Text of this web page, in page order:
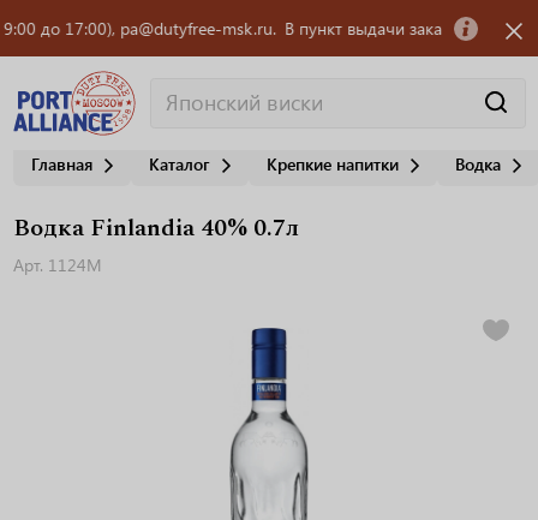
17:00), pa@dutyfree-msk.ru. В пункт выдачи заказов OZON
Главная Каталог Крепкие напитки Водка
Водка Finlandia 40% 0.7л
Арт. 1124М